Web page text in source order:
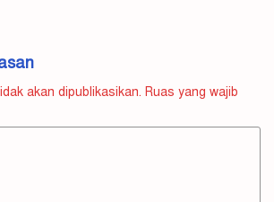
akan dipublikasikan. Ruas yang wajib